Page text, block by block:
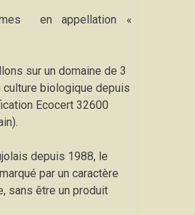
en appellation «
sur un domaine de 3
culture biologique depuis
Ecocert 32600
depuis 1988, le
par un caractère
sans être un produit